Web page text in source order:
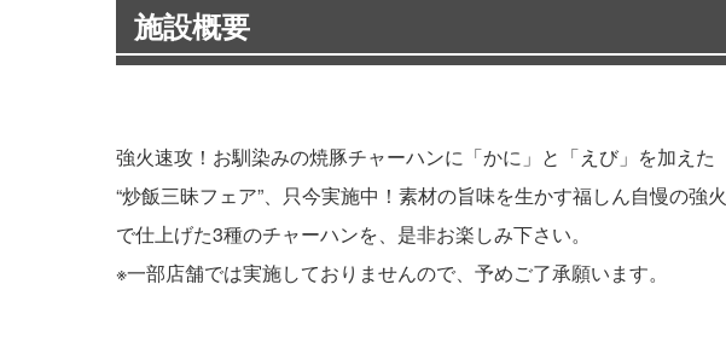
施設概要
強火速攻！お馴染みの焼豚チャーハンに「かに」と「えび」を加えた
“炒飯三昧フェア”、只今実施中！素材の旨味を生かす福しん自慢の強火
で仕上げた3種のチャーハンを、是非お楽しみ下さい。
※一部店舗では実施しておりませんので、予めご了承願います。